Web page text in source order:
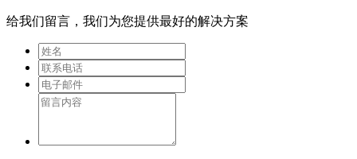
给我们留言，我们为您提供最好的解决方案